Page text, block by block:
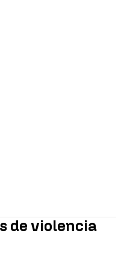
de violencia